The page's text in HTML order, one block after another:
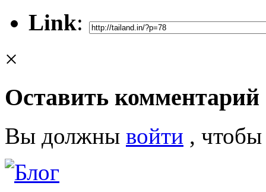
Link:
×
Оставить комментарий
Вы должны войти ,